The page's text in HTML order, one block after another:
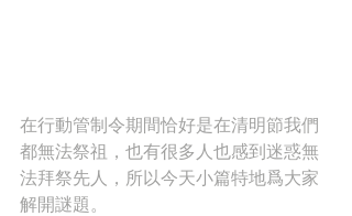
在行動管制令期間恰好是在清明節我們
都無法祭祖，也有很多人也感到迷惑無
法拜祭先人，所以今天小篇特地爲大家
解開謎題。